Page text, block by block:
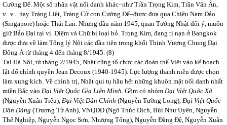
Cường Để. Một số nhân vật nổi danh khác–như Trần Trọng Kim, Trần Văn Ân,
v.. v... hay Tráng Liệt, Tráng Cử con Cường Để–được đưa qua Chiêu Nam Đảo
(Singapore) hoặc Thái Lan. Nhưng đầu năm 1945, quan Tướng Nhật đổi ý, muốn
giữ Bảo Đại tại vị. Diệm và Chữ bị loại bỏ. Trọng Kim, đang tị nạn ở Bangkok
được đưa về làm Tổng lý Nội các đầu tiên trong khối Thịnh Vượng Chung Đại
Đông Á từ tháng 4 đến tháng 8/1945. (8)
Tại Hà Nội, từ tháng 2/1945, Nhật cũng tổ chức các đoàn thể Việt vào kế hoạch
lật đổ chính quyền Jean Decoux (1940-1945). Lực lượng thanh niên được chọn
làm xung kích. Về chính trị, Nhật qui tụ hầu hết những khuôn mặt nổi danh nhất
miền Bắc vào Đại Việt Quốc Gia Liên Minh. Gồm có nhóm Đại Việt Quốc Xã
(Nguyễn Xuân Tiếu), Đại Việt Dân Chính (Nguyễn Tường Long), Đại Việt Quốc
Dân Đảng (Trương Tử Anh), VNQDĐ (Ngô Thúc Địch, Bùi Như Uyên, Nguyễn
Thế Nghiệp, Nguyễn Ngọc Sơn, Nhượng Tống), Nguyễn Đăng Đệ, Nguyễn Xuân